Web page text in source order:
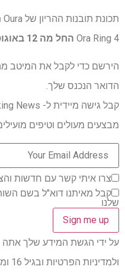
Ora Ring 4 החל מה 12 באוגוסט ב- iOS ואנדרואיד.
הירשם כדי לקבל את המיטב
הדואר הנכנס שלך.
מבצעים מעולים וטיפים
צרו איתי קשר עם חדשות
קבל מאיתנו דוא"ל בשם
שלנו
על ידי הגשת המידע שלך אתה
ולמדיניות הפרטיות ובגיל 16 ומעלה.